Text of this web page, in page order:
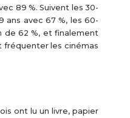
89 %. Suivent les 30-
ans avec 67 %, les 60-
de 62 %, et finalement
fréquenter les cinémas
ont lu un livre, papier